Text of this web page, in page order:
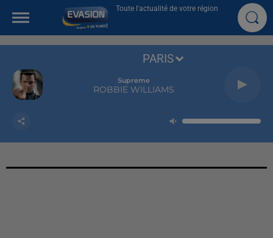
Toute l'actualité de votre région
Supreme
ROBBIE WILLIAMS
PARIS